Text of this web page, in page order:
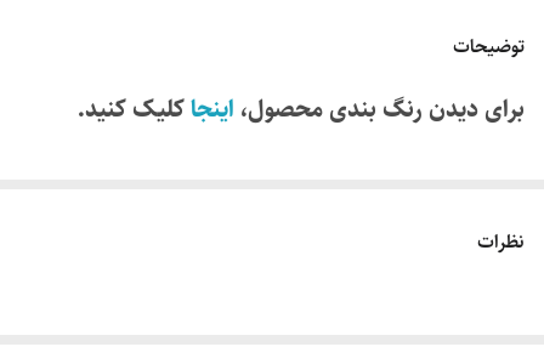
قابلیت شست و شو دارد
توضیحات
برای دیدن رنگ بندی محصول، اینجاکلیک کنید.
نظرات